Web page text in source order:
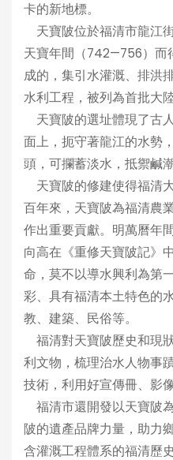
卡的新地標。
天寶陂位於福清市龍江
天寶年間（742—756）而
成的，集引水灌溉、排洪
水利工程，被列為首批大
天寶陂的選址體現了古
面上，扼守著龍江的水勢
頭，可攔蓄淡水，抵禦鹹潮
天寶陂的修建使得福清
百年來，天寶陂為福清農
作出重要貢獻。明萬曆年
向高在《重修天寶陂記》
命，莫不以導水興利為第
彩、具有福清本土特色的
教、建築、民俗等。
福清對天寶陂歷史和現
利文物，梳理治水人物事
技術，利用好宣傳冊、影
福清市還開發以天寶陂
陂的遺產品牌力量，助力
含灌溉工程體系的福清歷